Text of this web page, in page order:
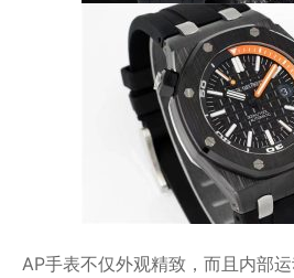
AP手表不仅外观精致，而且内部